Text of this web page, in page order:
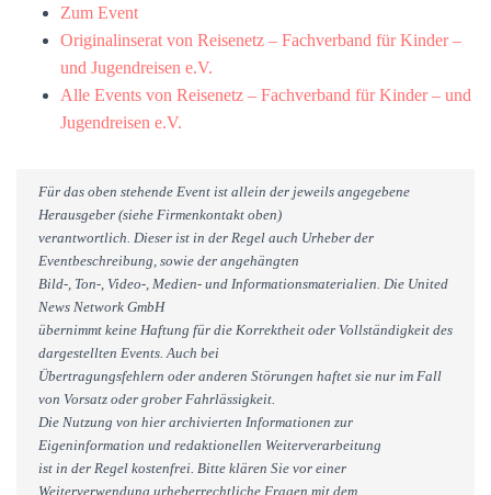
Zum Event
Originalinserat von Reisenetz – Fachverband für Kinder –
und Jugendreisen e.V.
Alle Events von Reisenetz – Fachverband für Kinder – und
Jugendreisen e.V.
Für das oben stehende Event ist allein der jeweils angegebene
Herausgeber (siehe Firmenkontakt oben)
verantwortlich. Dieser ist in der Regel auch Urheber der
Eventbeschreibung, sowie der angehängten
Bild-, Ton-, Video-, Medien- und Informationsmaterialien. Die United
News Network GmbH
übernimmt keine Haftung für die Korrektheit oder Vollständigkeit des
dargestellten Events. Auch bei
Übertragungsfehlern oder anderen Störungen haftet sie nur im Fall
von Vorsatz oder grober Fahrlässigkeit.
Die Nutzung von hier archivierten Informationen zur
Eigeninformation und redaktionellen Weiterverarbeitung
ist in der Regel kostenfrei. Bitte klären Sie vor einer
Weiterverwendung urheberrechtliche Fragen mit dem